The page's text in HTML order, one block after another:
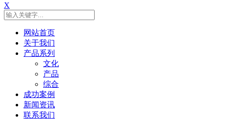
X
网站首页
关于我们
产品系列
文化
产品
综合
成功案例
新闻资讯
联系我们